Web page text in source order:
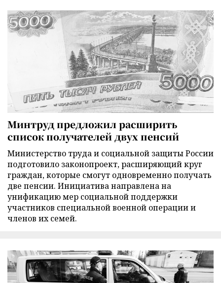
Минтруд предложил расширить
список получателей двух пенсий
Министерство труда и социальной защиты России
подготовило законопроект, расширяющий круг
граждан, которые смогут одновременно получать
две пенсии. Инициатива направлена на
унификацию мер социальной поддержки
участников специальной военной операции и
членов их семей.